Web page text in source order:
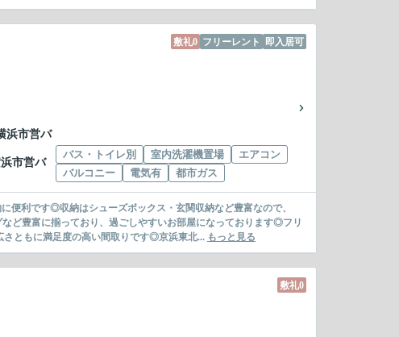
敷礼0 フリーレント 即入居可
浜市営バ
市営バ
バス・トイレ別 室内洗濯機置場
エアコン
バルコニー
電気有 都市ガス
便利です◎収納はシューズボックス・玄関収納など豊富なので、
ど豊富に揃っており、過ごしやすいお部屋になっております◎フリ
ともに満足度の高い間取りです◎京浜東北... もっと見る
敷礼0